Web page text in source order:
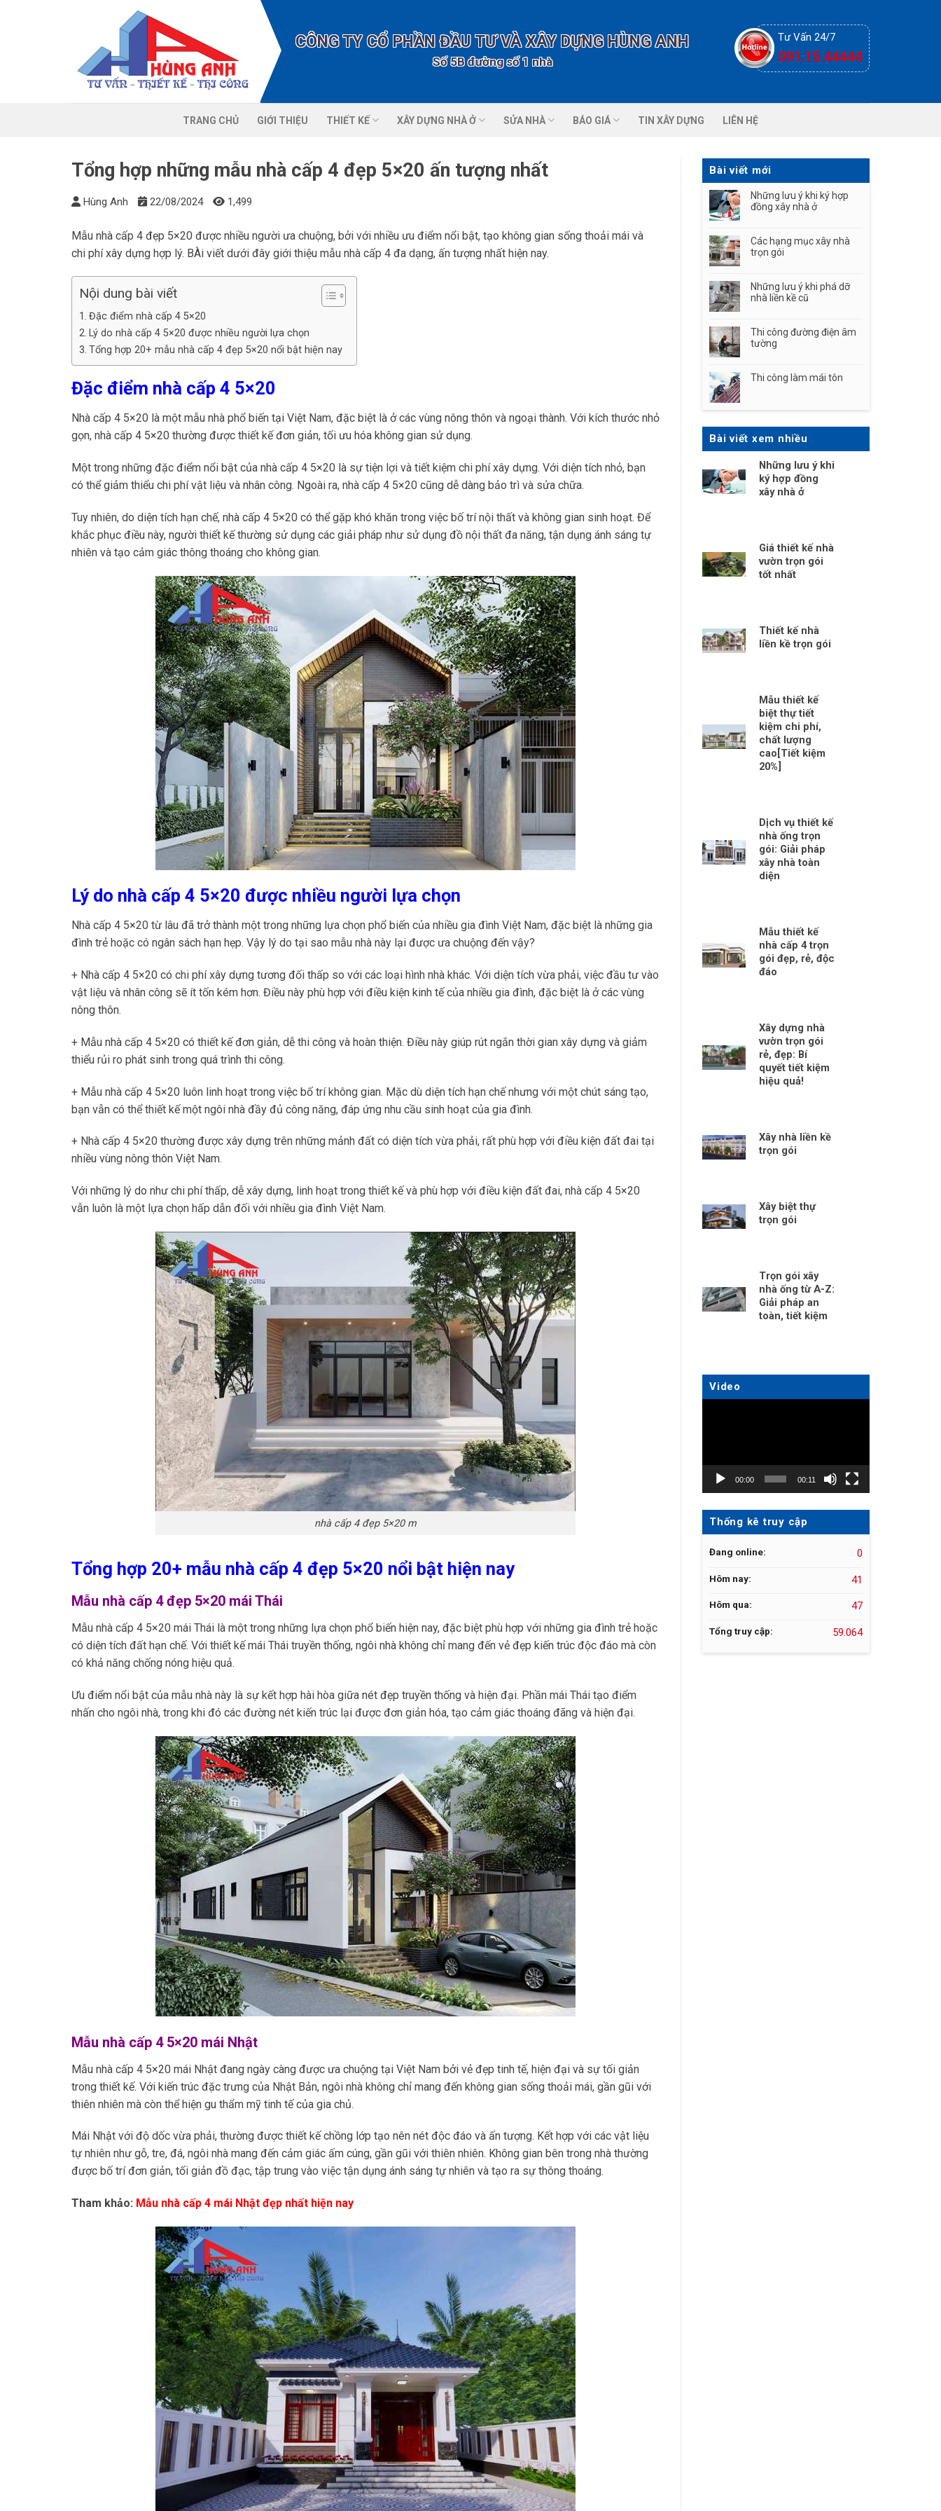
CÔNG TY CỔ PHẦN ĐẦU TƯ VÀ XÂY DỰNG HÙNG ANH
Số 5B đường số 1 nhà vườn 2 KĐT Tổng
Tư Vấn 24/7
091.15.44444
TRANG CHỦ GIỚI THIỆU THIẾT KẾ XÂY DỰNG NHÀ Ở SỬA NHÀ BÁO GIÁ TIN XÂY DỰNG LIÊN HỆ
Tổng hợp những mẫu nhà cấp 4 đẹp 5×20 ấn tượng nhất
Hùng Anh 22/08/2024 1,499
Mẫu nhà cấp 4 đẹp 5×20 được nhiều người ưa chuộng, bởi với nhiều ưu điểm nổi bật, tạo không gian sống thoải mái và
chi phí xây dựng hợp lý. BÀi viết dưới đây giới thiệu mẫu nhà cấp 4 đa dạng, ấn tượng nhất hiện nay.
Nội dung bài viết
Đặc điểm nhà cấp 4 5×20
Lý do nhà cấp 4 5×20 được nhiều người lựa chọn
Tổng hợp 20+ mẫu nhà cấp 4 đẹp 5×20 nổi bật hiện nay
Đặc điểm nhà cấp 4 5×20
Nhà cấp 4 5×20 là một mẫu nhà phổ biến tại Việt Nam, đặc biệt là ở các vùng nông thôn và ngoại thành. Với kích thước nhỏ
gọn, nhà cấp 4 5×20 thường được thiết kế đơn giản, tối ưu hóa không gian sử dụng.
Một trong những đặc điểm nổi bật của nhà cấp 4 5×20 là sự tiện lợi và tiết kiệm chi phí xây dựng. Với diện tích nhỏ, bạn
có thể giảm thiểu chi phí vật liệu và nhân công. Ngoài ra, nhà cấp 4 5×20 cũng dễ dàng bảo trì và sửa chữa.
Tuy nhiên, do diện tích hạn chế, nhà cấp 4 5×20 có thể gặp khó khăn trong việc bố trí nội thất và không gian sinh hoạt. Để
khắc phục điều này, người thiết kế thường sử dụng các giải pháp như sử dụng đồ nội thất đa năng, tận dụng ánh sáng tự
nhiên và tạo cảm giác thông thoáng cho không gian.
Lý do nhà cấp 4 5×20 được nhiều người lựa chọn
Nhà cấp 4 5×20 từ lâu đã trở thành một trong những lựa chọn phổ biến của nhiều gia đình Việt Nam, đặc biệt là những gia
đình trẻ hoặc có ngân sách hạn hẹp. Vậy lý do tại sao mẫu nhà này lại được ưa chuộng đến vậy?
+ Nhà cấp 4 5×20 có chi phí xây dựng tương đối thấp so với các loại hình nhà khác. Với diện tích vừa phải, việc đầu tư vào
vật liệu và nhân công sẽ ít tốn kém hơn. Điều này phù hợp với điều kiện kinh tế của nhiều gia đình, đặc biệt là ở các vùng
nông thôn.
+ Mẫu nhà cấp 4 5×20 có thiết kế đơn giản, dễ thi công và hoàn thiện. Điều này giúp rút ngắn thời gian xây dựng và giảm
thiểu rủi ro phát sinh trong quá trình thi công.
+ Mẫu nhà cấp 4 5×20 luôn linh hoạt trong việc bố trí không gian. Mặc dù diện tích hạn chế nhưng với một chút sáng tạo,
bạn vẫn có thể thiết kế một ngôi nhà đầy đủ công năng, đáp ứng nhu cầu sinh hoạt của gia đình.
+ Nhà cấp 4 5×20 thường được xây dựng trên những mảnh đất có diện tích vừa phải, rất phù hợp với điều kiện đất đai tại
nhiều vùng nông thôn Việt Nam.
Với những lý do như chi phí thấp, dễ xây dựng, linh hoạt trong thiết kế và phù hợp với điều kiện đất đai, nhà cấp 4 5×20
vẫn luôn là một lựa chọn hấp dẫn đối với nhiều gia đình Việt Nam.
nhà cấp 4 đẹp 5×20 m
Tổng hợp 20+ mẫu nhà cấp 4 đẹp 5×20 nổi bật hiện nay
Mẫu nhà cấp 4 đẹp 5×20 mái Thái
Mẫu nhà cấp 4 5×20 mái Thái là một trong những lựa chọn phổ biến hiện nay, đặc biệt phù hợp với những gia đình trẻ hoặc
có diện tích đất hạn chế. Với thiết kế mái Thái truyền thống, ngôi nhà không chỉ mang đến vẻ đẹp kiến trúc độc đáo mà còn
có khả năng chống nóng hiệu quả.
Ưu điểm nổi bật của mẫu nhà này là sự kết hợp hài hòa giữa nét đẹp truyền thống và hiện đại. Phần mái Thái tạo điểm
nhấn cho ngôi nhà, trong khi đó các đường nét kiến trúc lại được đơn giản hóa, tạo cảm giác thoáng đãng và hiện đại.
Mẫu nhà cấp 4 5×20 mái Nhật
Mẫu nhà cấp 4 5×20 mái Nhật đang ngày càng được ưa chuộng tại Việt Nam bởi vẻ đẹp tinh tế, hiện đại và sự tối giản
trong thiết kế. Với kiến trúc đặc trưng của Nhật Bản, ngôi nhà không chỉ mang đến không gian sống thoải mái, gần gũi với
thiên nhiên mà còn thể hiện gu thẩm mỹ tinh tế của gia chủ.
Mái Nhật với độ dốc vừa phải, thường được thiết kế chồng lớp tạo nên nét độc đáo và ấn tượng. Kết hợp với các vật liệu
tự nhiên như gỗ, tre, đá, ngôi nhà mang đến cảm giác ấm cúng, gần gũi với thiên nhiên. Không gian bên trong nhà thường
được bố trí đơn giản, tối giản đồ đạc, tập trung vào việc tận dụng ánh sáng tự nhiên và tạo ra sự thông thoáng.
Tham khảo: Mẫu nhà cấp 4 mái Nhật đẹp nhất hiện nay
Bài viết mới
Những lưu ý khi ký hợp
đồng xây nhà ở
Các hạng mục xây nhà
trọn gói
Những lưu ý khi phá dỡ
nhà liền kề cũ
Thi công đường điện âm
tường
Thi công làm mái tôn
Bài viết xem nhiều
Những lưu ý khi
ký hợp đồng
xây nhà ở
Giá thiết kế nhà
vườn trọn gói
tốt nhất
Thiết kế nhà
liền kề trọn gói
Mẫu thiết kế
biệt thự tiết
kiệm chi phí,
chất lượng
cao[Tiết kiệm
20%]
Dịch vụ thiết kế
nhà ống trọn
gói: Giải pháp
xây nhà toàn
diện
Mẫu thiết kế
nhà cấp 4 trọn
gói đẹp, rẻ, độc
đáo
Xây dựng nhà
vườn trọn gói
rẻ, đẹp: Bí
quyết tiết kiệm
hiệu quả!
Xây nhà liền kề
trọn gói
Xây biệt thự
trọn gói
Trọn gói xây
nhà ống từ A-Z:
Giải pháp an
toàn, tiết kiệm
Video
00:00 00:11
Thống kê truy cập
Đang online: 0
Hôm nay: 41
Hôm qua: 47
Tổng truy cập: 59.064